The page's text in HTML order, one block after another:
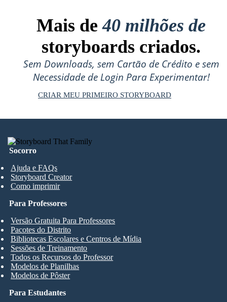
Mais de40 milhões de
storyboards criados.
Sem Downloads, sem Cartão de Crédito e sem
Necessidade de Login Para Experimentar!
CRIAR MEU PRIMEIRO STORYBOARD
Socorro
Ajuda e FAQs
Storyboard Creator
Como imprimir
Para Estudantes
Para Professores
Versão Gratuita Para Professores
Pacotes do Distrito
Bibliotecas Escolares e Centros de Mídia
Sessões de Treinamento
Todos os Recursos do Professor
Modelos de Planilhas
Modelos de Pôster